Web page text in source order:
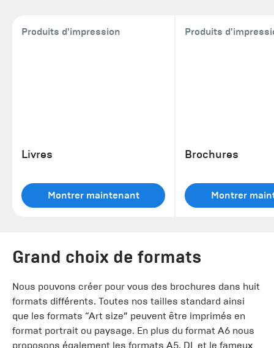
Produits d'impression
Livres
Montrer maintenant
Produits
Brochures
Montrer
Grand choix de formats
Nous pouvons créer pour vous des brochures dans huit
formats différents. Toutes nos tailles standard ainsi
que les formats “Art size” peuvent être imprimés en
format portrait ou paysage. En plus du format A6 nous
proposons également les formats A5, DL et le fameux